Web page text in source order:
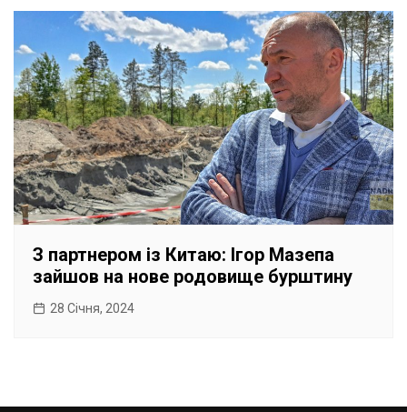
З партнером із Китаю: Ігор Мазепа
зайшов на нове родовище бурштину
28 Січня, 2024